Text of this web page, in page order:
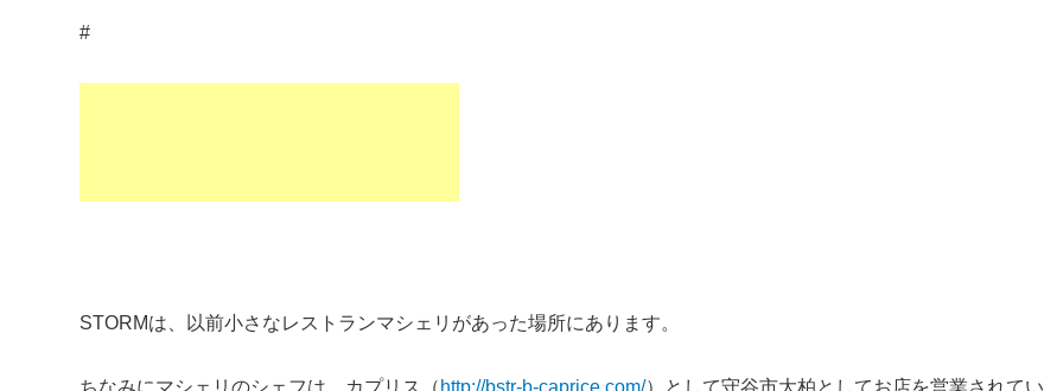
#
STORMは、以前小さなレストランマシェリがあった場所にあります。